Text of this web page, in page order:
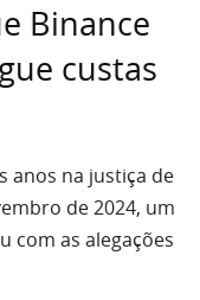
Binance
custas
anos na justiça de
de 2024, um
com as alegações